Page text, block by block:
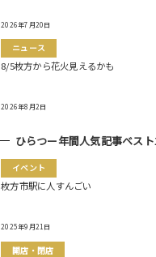
2026年7月20日
ニュース
8/5枚方から花火見えるかも
2026年8月2日
ひらつー年間人気記事ベス
イベント
枚方市駅に人すんごい
2025年9月21日
開店・閉店